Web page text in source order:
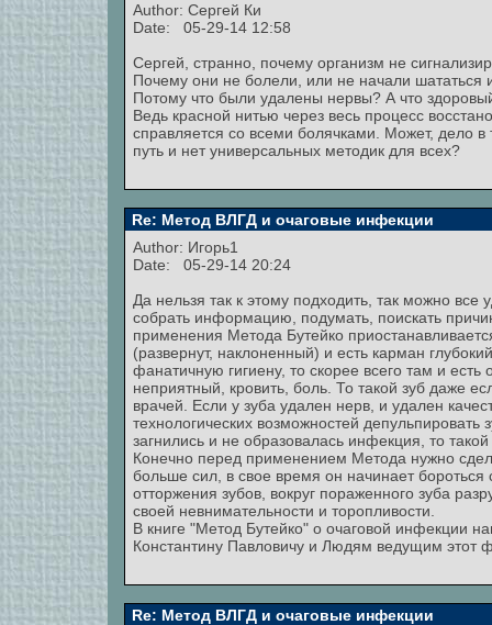
Author: Сергей Ки
Date: 05-29-14 12:58
Сергей, странно, почему организм не
Почему они не болели, или не начали шататься
Потому что были удалены нервы? А что
Ведь красной нитью через весь процесс
справляется со всеми болячками. Может, дело в
путь и нет универсальных методик для всех?
Re: Метод ВЛГД и очаговые инфекции
Author: Игорь1
Date: 05-29-14 20:24
Да нельзя так к этому подходить, так можно все
собрать информацию, подумать, поискать
применения Метода Бутейко
(развернут, наклоненный) и есть карман
фанатичную гигиену, то скорее всего там и есть
неприятный, кровить, боль. То такой зуб даже
врачей. Если у зуба удален нерв, и удален
технологических возможностей
загнились и не образовалась инфекция, то
Конечно перед применением Метода нужно
больше сил, в свое время он начинает
отторжения зубов, вокруг пораженного зуба
своей невнимательности и торопливости.
В книге "Метод Бутейко" о очаговой инфекции
Константину Павловичу и Людям ведущим этот
Re: Метод ВЛГД и очаговые инфекции